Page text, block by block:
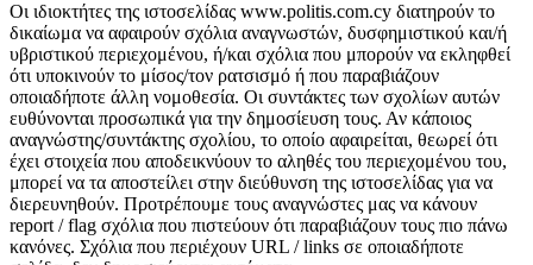
Οι ιδιοκτήτες της ιστοσελίδας www.politis.com.cy διατηρούν το
δικαίωμα να αφαιρούν σχόλια αναγνωστών, δυσφημιστικού και/ή
υβριστικού περιεχομένου, ή/και σχόλια που μπορούν να εκληφθεί
ότι υποκινούν το μίσος/τον ρατσισμό ή που παραβιάζουν
οποιαδήποτε άλλη νομοθεσία. Οι συντάκτες των σχολίων αυτών
ευθύνονται προσωπικά για την δημοσίευση τους. Αν κάποιος
αναγνώστης/συντάκτης σχολίου, το οποίο αφαιρείται, θεωρεί ότι
έχει στοιχεία που αποδεικνύουν το αληθές του περιεχομένου του,
μπορεί να τα αποστείλει στην διεύθυνση της ιστοσελίδας για να
διερευνηθούν. Προτρέπουμε τους αναγνώστες μας να κάνουν
report / flag σχόλια που πιστεύουν ότι παραβιάζουν τους πιο πάνω
κανόνες. Σχόλια που περιέχουν URL / links σε οποιαδήποτε